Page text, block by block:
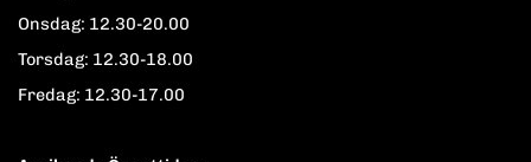
Onsdag: 12.30-20.00
Torsdag: 12.30-18.00
Fredag: 12.30-17.00